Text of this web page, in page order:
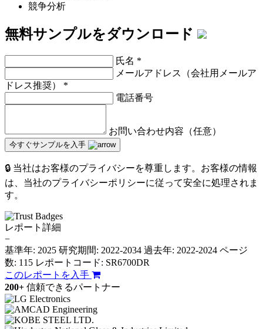
競争分析
無料サンプルをダウンロード
氏名 *
メールアドレス（会社用メールア
ドレス推奨） *
電話番号
お問い合わせ内容（任意）
今すぐサンプルを入手
🔒 当社はお客様のプライバシーを尊重します。お客様の情報
は、当社のプライバシーポリシーに従って安全に処理されま
す。
レポート詳細
−
基準年: 2025 研究期間: 2022-2034 過去年: 2022-2024 ページ
数: 115 レポートコード: SR6700DR
このレポートを入手
200+ 信頼できるパートナー